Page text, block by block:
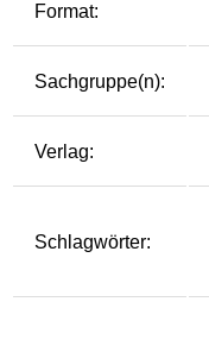
Format:
Sachgruppe(n):
Verlag:
Schlagwörter: